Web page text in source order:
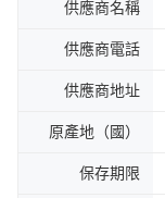
供應商名稱
供應商電話
供應商地址
原產地（國）
保存期限